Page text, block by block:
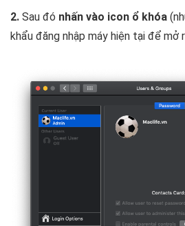
2. Sau đó nhấn vào icon ổ khóa
khẩu đăng nhập máy hiện tại để mở